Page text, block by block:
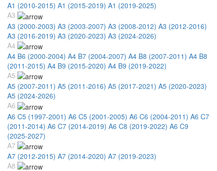
A1 (2010-2015) A1 (2015-2019) A1 (2019-2025)
A3
A3 (2000-2003) A3 (2003-2007) A3 (2008-2012) A3 (2012-2016)
A3 (2016-2019) A3 (2020-2023) A3 (2024-2026)
A4
A4 B6 (2000-2004) A4 B7 (2004-2007) A4 B8 (2007-2011) A4 B8
(2011-2015) A4 B9 (2015-2020) A4 B9 (2019-2022)
A5
A5 (2007-2011) A5 (2011-2016) A5 (2017-2021) A5 (2020-2023)
A5 (2024-2026)
A6
A6 C5 (1997-2001) A6 C5 (2001-2005) A6 C6 (2004-2011) A6 C7
(2011-2014) A6 C7 (2014-2019) A6 C8 (2019-2022) A6 C9
(2025-2027)
A7
A7 (2012-2015) A7 (2014-2020) A7 (2019-2023)
A8